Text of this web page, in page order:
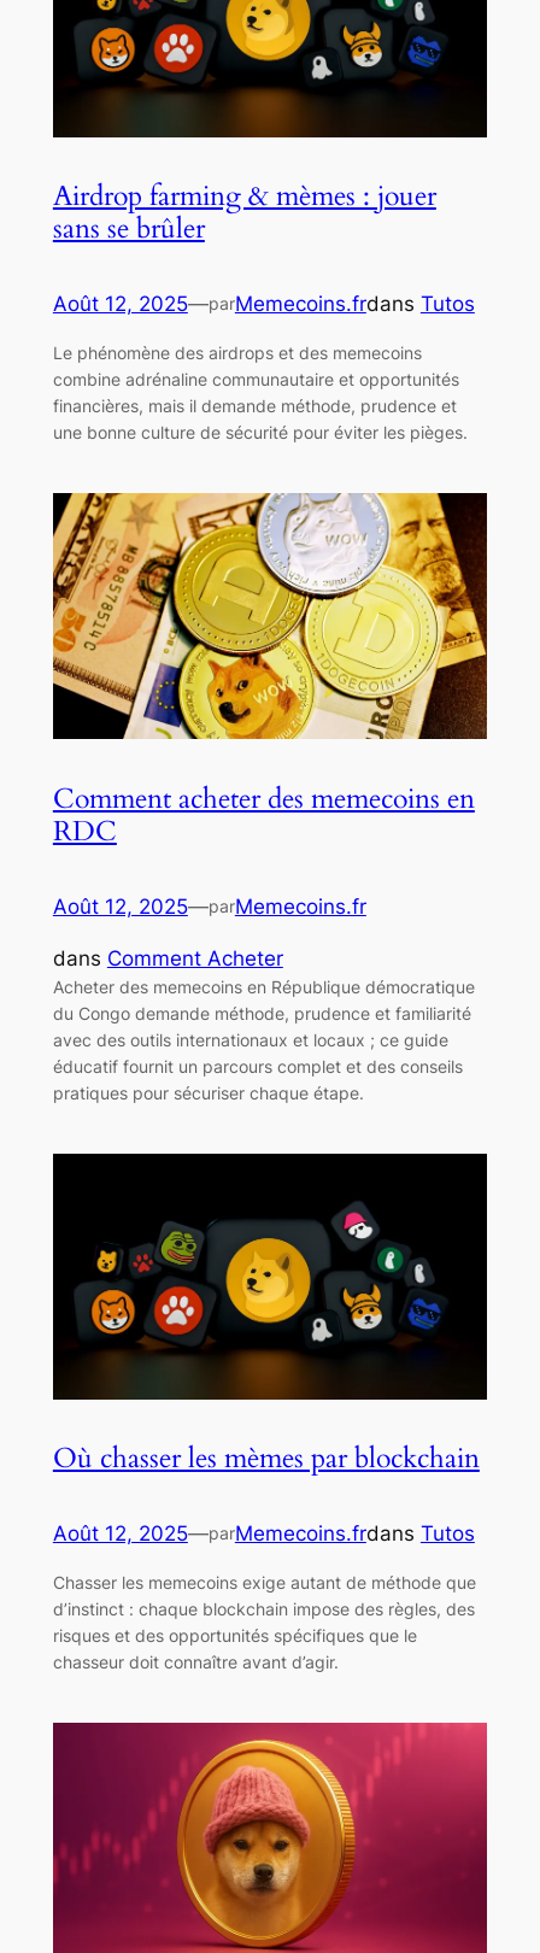
Airdrop farming & mèmes : jouer
sans se brûler
Août 12, 2025—parMemecoins.frdans Tutos
Le phénomène des airdrops et des memecoins
combine adrénaline communautaire et opportunités
financières, mais il demande méthode, prudence et
une bonne culture de sécurité pour éviter les pièges.
Comment acheter des memecoins en
RDC
Août 12, 2025—parMemecoins.fr
dans Comment Acheter
Acheter des memecoins en République démocratique
du Congo demande méthode, prudence et familiarité
avec des outils internationaux et locaux ; ce guide
éducatif fournit un parcours complet et des conseils
pratiques pour sécuriser chaque étape.
Où chasser les mèmes par blockchain
Août 12, 2025—parMemecoins.frdans Tutos
Chasser les memecoins exige autant de méthode que
d’instinct : chaque blockchain impose des règles, des
risques et des opportunités spécifiques que le
chasseur doit connaître avant d’agir.